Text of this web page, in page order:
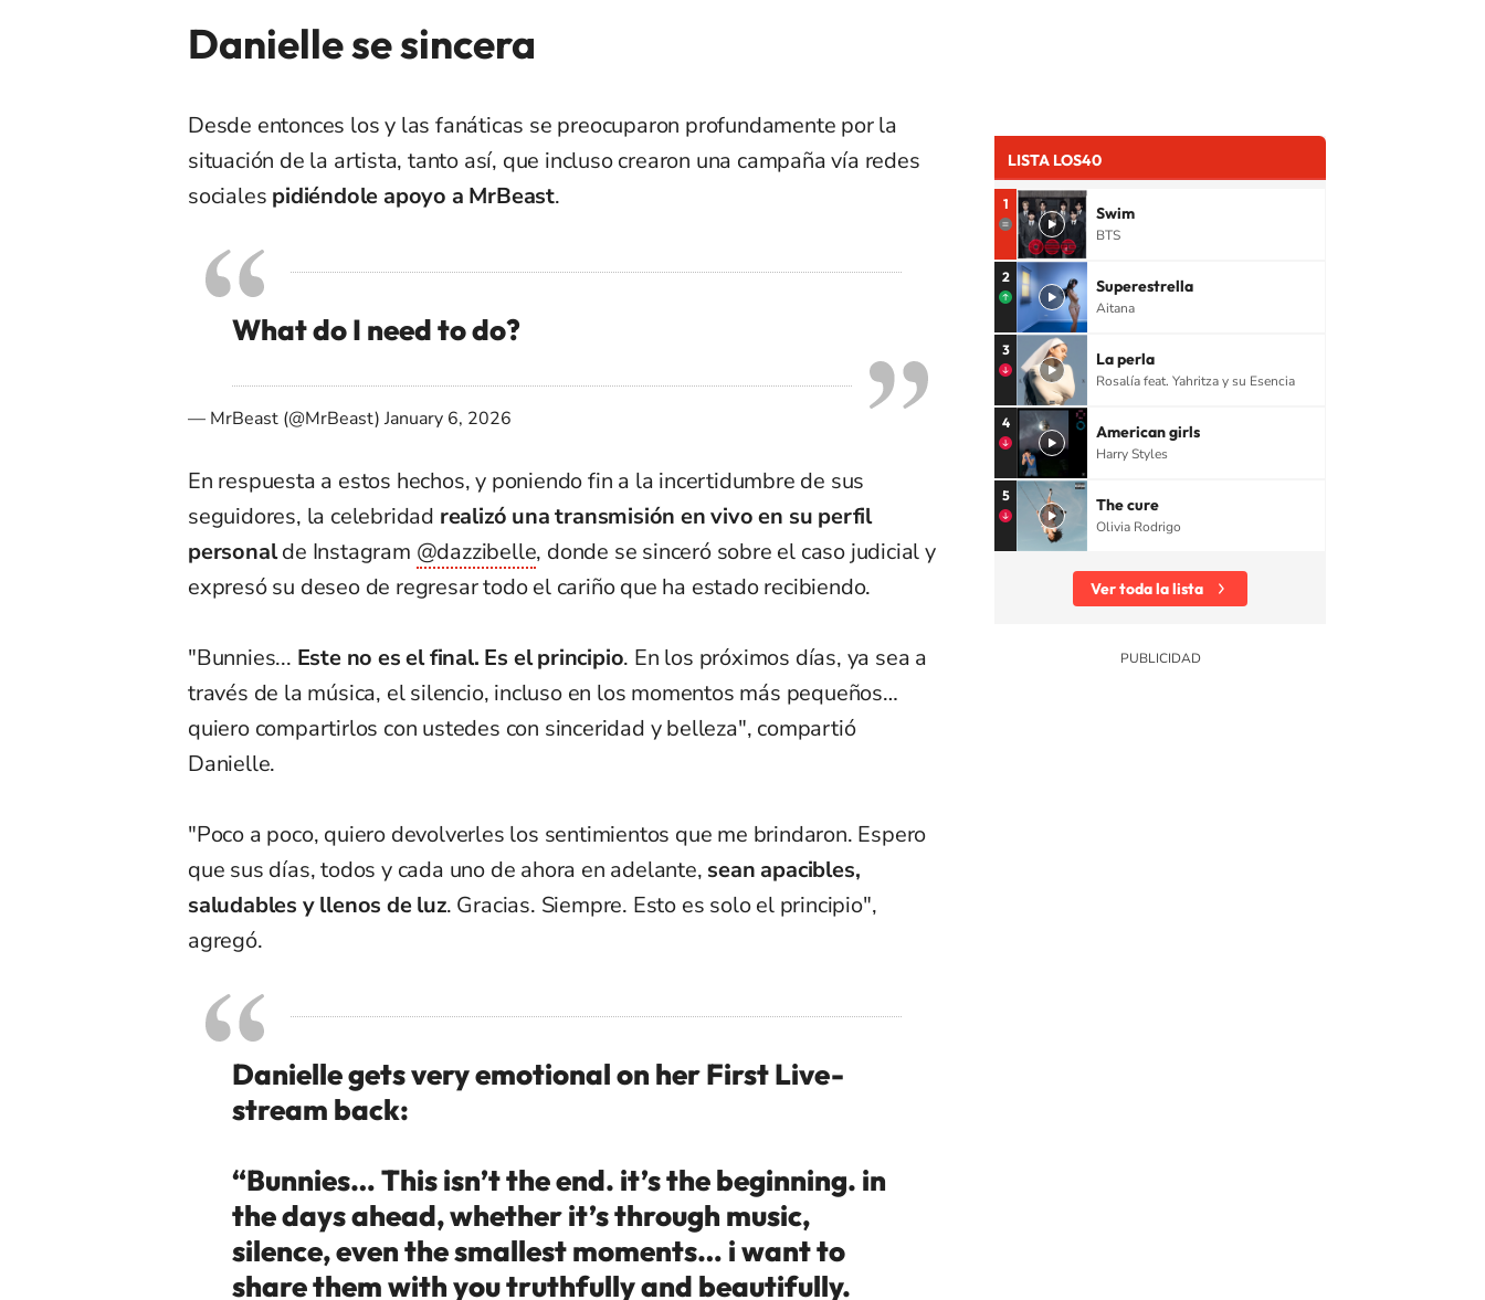
Danielle se sincera
Desde entonces los y las fanáticas se preocuparon profundamente por la
situación de la artista, tanto así, que incluso crearon una campaña vía redes
sociales pidiéndole apoyo a MrBeast.
What do I need to do?
— MrBeast (@MrBeast)January 6, 2026
En respuesta a estos hechos, y poniendo fin a la incertidumbre de sus
seguidores, la celebridad realizó una transmisión en vivo en su perfil
personalde Instagram @dazzibelle, donde se sinceró sobre el caso judicial y
expresó su deseo de regresar todo el cariño que ha estado recibiendo.
"Bunnies... Este no es el final. Es el principio. En los próximos días, ya sea a
través de la música, el silencio, incluso en los momentos más pequeños…
quiero compartirlos con ustedes con sinceridad y belleza", compartió
Danielle.
"Poco a poco, quiero devolverles los sentimientos que me brindaron. Espero
que sus días, todos y cada uno de ahora en adelante, sean apacibles,
saludables y llenos de luz. Gracias. Siempre. Esto es solo el principio",
agregó.
Danielle gets very emotional on her First Live-
stream back:
“Bunnies… This isn’t the end. it’s the beginning. in
the days ahead, whether it’s through music,
silence, even the smallest moments… i want to
share them with you truthfully and beautifully.
LISTA LOS40
1 Swim
BTS
2 Superestrella
Aitana
3 La perla
Rosalía feat. Yahritza y su Esencia
4 American girls
Harry Styles
5 The cure
Olivia Rodrigo
Ver toda la lista